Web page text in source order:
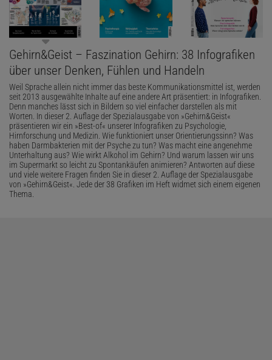
Gehirn&Geist – Faszination Gehirn: 38 Infografiken
über unser Denken, Fühlen und Handeln
Weil Sprache allein nicht immer das beste Kommunikationsmittel ist, werden
seit 2013 ausgewählte Inhalte auf eine andere Art präsentiert: in Infografiken.
Denn manches lässt sich in Bildern so viel einfacher darstellen als mit
Worten. In dieser 2. Auflage der Spezialausgabe von »Gehirn&Geist«
präsentieren wir ein »Best-of« unserer Infografiken zu Psychologie,
Hirnforschung und Medizin. Wie funktioniert unser Orientierungssinn? Was
haben Darmbakterien mit der Psyche zu tun? Was macht eine angenehme
Unterhaltung aus? Wie wirkt Alkohol im Gehirn? Und warum lassen wir uns
im Supermarkt so leicht zu Spontankäufen animieren? Antworten auf diese
und viele weitere Fragen finden Sie in dieser 2. Auflage der Spezialausgabe
von »Gehirn&Geist«. Jede der 38 Grafiken im Heft widmet sich einem eigenen
Thema.